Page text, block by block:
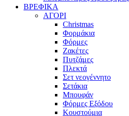
ΒΡΕΦΙΚΑ
ΑΓΟΡΙ
Christmas
Φορμάκια
Φόρμες
Ζακέτες
Πυτζάμες
Πλεκτά
Σετ νεογέννητο
Σετάκια
Μπουφάν
Φόρμες Εξόδου
Κουστούμια